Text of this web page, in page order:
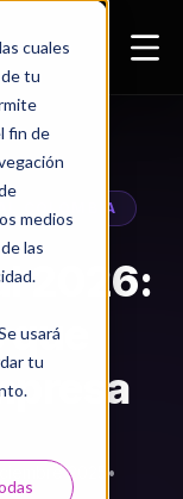
cuales
tu
fin de
medios
las
usará
tu
COLOMBIA
2026:
2025
•